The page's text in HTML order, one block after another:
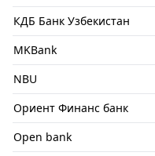
КДБ Банк Узбекистан
MKBank
NBU
Ориент Финанс банк
Open bank